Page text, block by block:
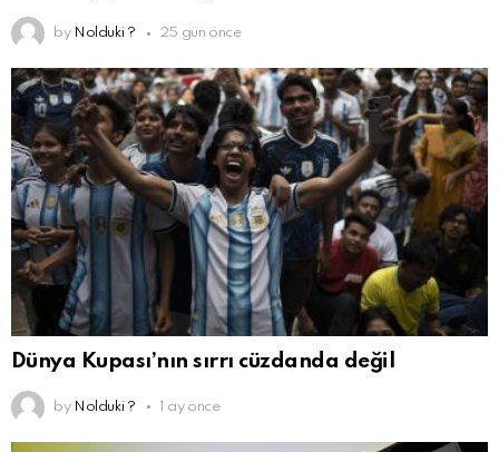
by Nolduki ? 25 gün önce
Dünya Kupası’nın sırrı cüzdanda değil
by Nolduki ? 1 ay önce